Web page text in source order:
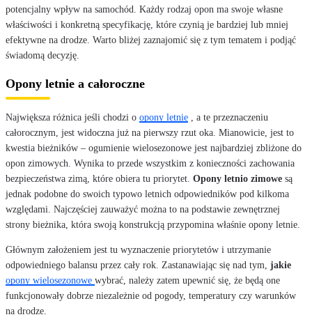
potencjalny wpływ na samochód. Każdy rodzaj opon ma swoje własne
właściwości i konkretną specyfikację, które czynią je bardziej lub mniej
efektywne na drodze. Warto bliżej zaznajomić się z tym tematem i podjąć
świadomą decyzję.
Opony letnie a całoroczne
Największa różnica jeśli chodzi o opony letnie
, a te przeznaczeniu
całorocznym, jest widoczna już na pierwszy rzut oka. Mianowicie, jest to
kwestia bieżników – ogumienie wielosezonowe jest najbardziej zbliżone do
opon zimowych. Wynika to przede wszystkim z konieczności zachowania
bezpieczeństwa zimą, które obiera tu priorytet. Opony letnio zimowe są
jednak podobne do swoich typowo letnich odpowiedników pod kilkoma
względami. Najczęściej zauważyć można to na podstawie zewnętrznej
strony bieżnika, która swoją konstrukcją przypomina właśnie opony letnie.
Głównym założeniem jest tu wyznaczenie priorytetów i utrzymanie
odpowiedniego balansu przez cały rok. Zastanawiając się nad tym, jakie
opony wielosezonowe wybrać, należy zatem upewnić się, że będą one
funkcjonowały dobrze niezależnie od pogody, temperatury czy warunków
na drodze.